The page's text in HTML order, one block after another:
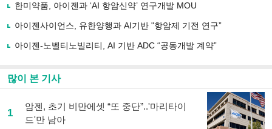
유
기
한미약품, 아이젠과 ‘AI 항암신약’ 연구개발 MOU
아이젠사이언스, 유한양행과 AI기반 "항암제 기전 연구”
아이젠-노벨티노빌리티, AI 기반 ADC “공동개발 계약”
많이 본 기사
1
암젠, 초기 비만에셋 “또 중단”..'마리타이
드'만 남아